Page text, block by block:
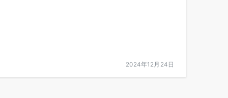
2024年12月24日